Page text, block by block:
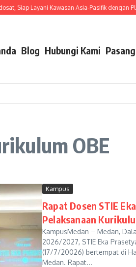
Siap Layani Kawasan Asia-Pasifik dengan
Blog Hubungi Kami
OBE
Kampus
Rapat Dosen STIE
Pelaksanaan
KampusMedan – Medan,
2026/2027, STIE Eka
(17/7/20026) bertempat di
Medan. Rapat...